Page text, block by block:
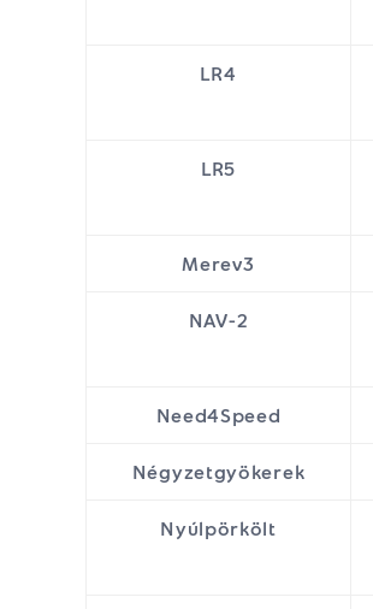
LR4
LR5
Merev3
NAV-2
Need4Speed
Négyzetgyökerek
Nyúlpörkölt